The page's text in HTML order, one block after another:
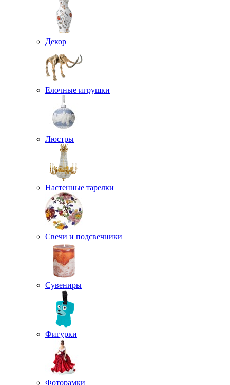
Декор
Елочные игрушки
Люстры
Настенные тарелки
Свечи и подсвечники
Сувениры
Фигурки
Фоторамки